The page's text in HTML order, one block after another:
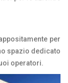
per
spazio dedicato
operatori.